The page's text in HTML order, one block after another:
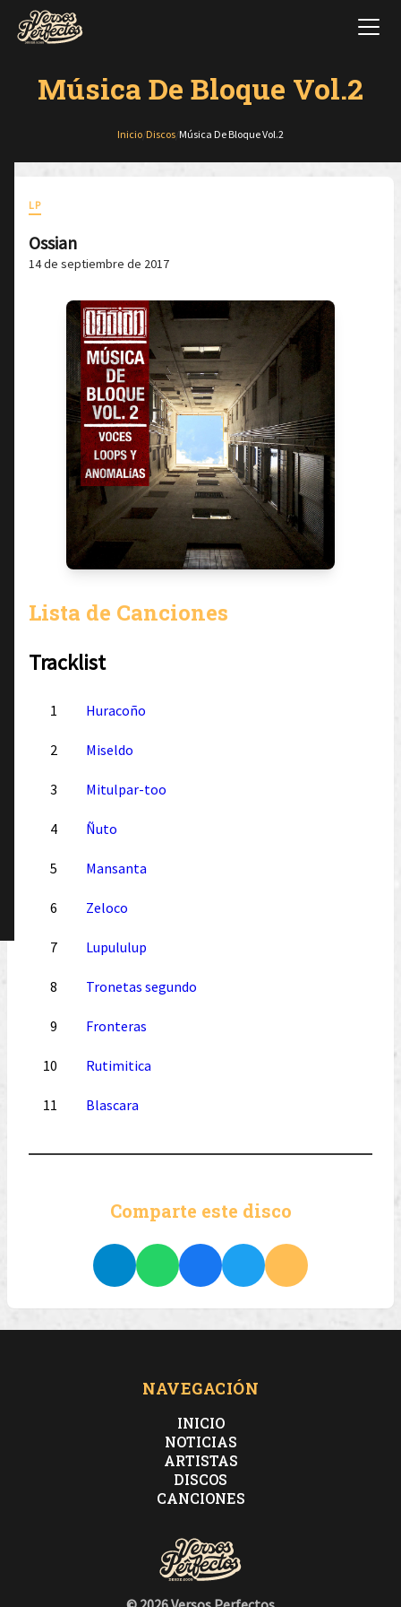
Música De Bloque Vol.2
Inicio Discos Música De Bloque Vol.2
LP
Ossian
14 de septiembre de 2017
Lista de Canciones
Tracklist
1 Huracoño
2 Miseldo
3 Mitulpar-too
4 Ñuto
5 Mansanta
6 Zeloco
7 Lupululup
8 Tronetas segundo
9 Fronteras
10 Rutimitica
11 Blascara
Comparte este disco
NAVEGACIÓN
INICIO
NOTICIAS
ARTISTAS
DISCOS
CANCIONES